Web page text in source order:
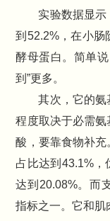
实验数据显
到52.2%，在小肠
酵母蛋白。简单
到”更多。
其次，它的氨
程度取决于必需
酸，要靠食物补
占比达到43.1%，
达到20.08%。而
指标之一。它和肌